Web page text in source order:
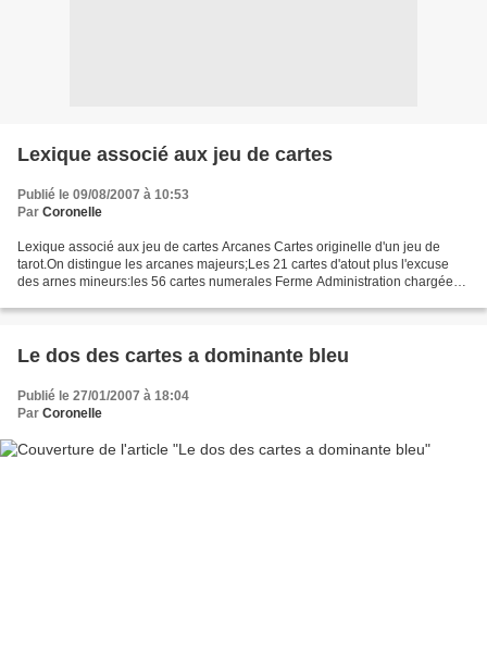
Lexique associé aux jeu de cartes
Publié le 09/08/2007 à 10:53
Par Coronelle
Lexique associé aux jeu de cartes Arcanes Cartes originelle d'un jeu de
tarot.On distingue les arcanes majeurs;Les 21 cartes d'atout plus l'excuse
des arnes mineurs:les 56 cartes numerales Ferme Administration chargée
Le dos des cartes a dominante bleu
Publié le 27/01/2007 à 18:04
Par Coronelle